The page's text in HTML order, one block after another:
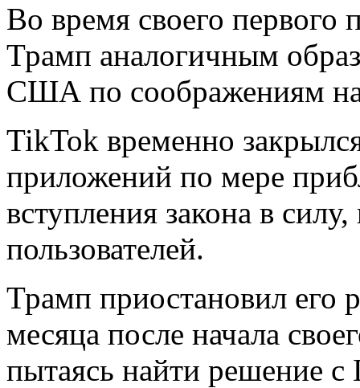
Во время своего первого
Трамп аналогичным
США по соображениям
TikTok временно
приложений по мере
вступления закона в
пользователей.
Трамп приостановил его
месяца после начала
пытаясь найти решение